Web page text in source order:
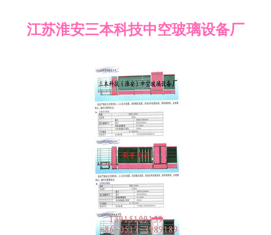
江苏淮安三本科技中空玻璃设备厂